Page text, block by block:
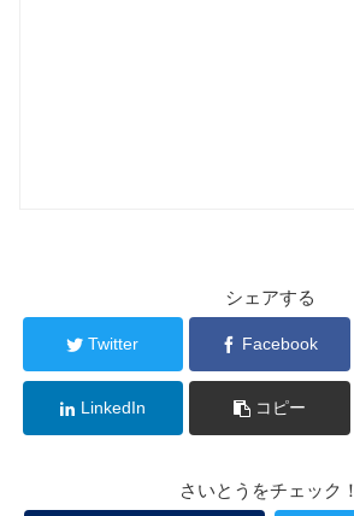
シェアする
Twitter Facebook
LinkedIn コピー
さいとうをチェック！